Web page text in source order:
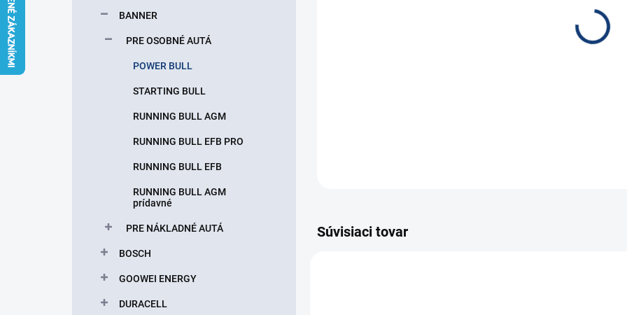
BANNER
PRE OSOBNÉ AUTÁ
POWER BULL
STARTING BULL
RUNNING BULL AGM
RUNNING BULL EFB PRO
RUNNING BULL EFB
RUNNING BULL AGM
prídavné
PRE NÁKLADNÉ AUTÁ
BOSCH
GOOWEI ENERGY
DURACELL
Súvisiaci tovar